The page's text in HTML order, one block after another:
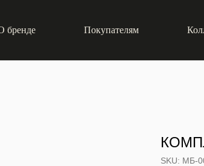
бренде Покупателям
SKU: МБ-